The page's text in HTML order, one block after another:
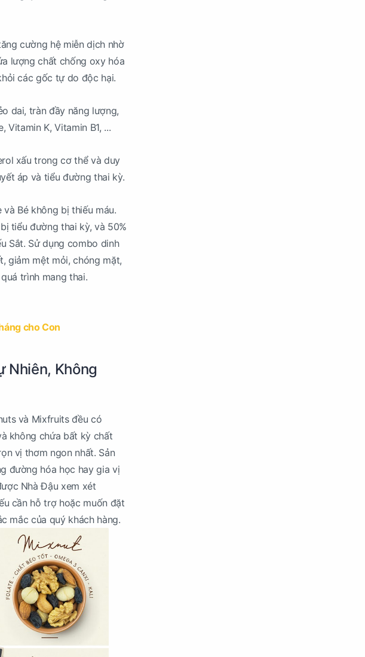
cường hệ miễn dịch nhờ
lượng chất chống oxy hóa
các gốc tự do độc hại.
dai, tràn đầy năng lượng,
Vitamin K, Vitamin B1, ...
xấu trong cơ thể và duy
áp và tiểu đường thai kỳ.
Bé không bị thiếu máu.
tiểu đường thai kỳ, và 50%
Sắt. Sử dụng combo dinh
giảm mệt mỏi, chóng mặt,
trình mang thai.
cho Con
Nhiên, Không
và Mixfruits đều có
không chứa bất kỳ chất
vị thơm ngon nhất. Sản
đường hóa học hay gia vị
Nhà Đậu xem xét
cần hỗ trợ hoặc muốn đặt
mắc của quý khách hàng.